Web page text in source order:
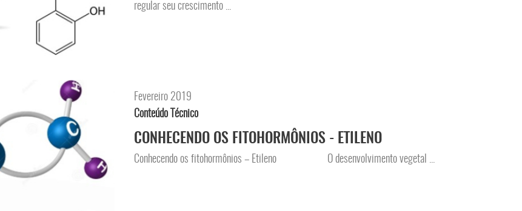
regular seu crescimento ...
Fevereiro 2019
Conteúdo Técnico
CONHECENDO OS FITOHORMÔNIOS - ETILENO
Conhecendo os fitohormônios – Etileno O desenvolvimento vegetal ...